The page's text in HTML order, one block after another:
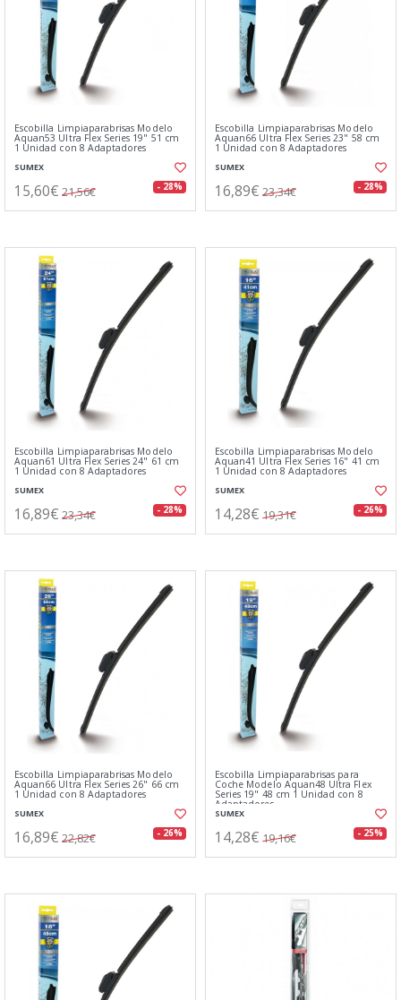
Escobilla Limpiaparabrisas Modelo
Aquan53 Ultra Flex Series 19" 51 cm
1 Unidad con 8 Adaptadores
SUMEX
15,60€ 21,56€ - 28%
Escobilla Limpiaparabrisas Modelo
Aquan66 Ultra Flex Series 23" 58 cm
1 Unidad con 8 Adaptadores
SUMEX
16,89€ 23,34€ - 28%
Escobilla Limpiaparabrisas Modelo
Aquan61 Ultra Flex Series 24" 61 cm
1 Unidad con 8 Adaptadores
SUMEX
16,89€ 23,34€ - 28%
Escobilla Limpiaparabrisas Modelo
Aquan41 Ultra Flex Series 16" 41 cm
1 Unidad con 8 Adaptadores
SUMEX
14,28€ 19,31€ - 26%
Escobilla Limpiaparabrisas Modelo
Aquan66 Ultra Flex Series 26" 66 cm
1 Unidad con 8 Adaptadores
SUMEX
16,89€ 22,82€ - 26%
Escobilla Limpiaparabrisas para
Coche Modelo Aquan48 Ultra Flex
Series 19" 48 cm 1 Unidad con 8
Adaptadores
SUMEX
14,28€ 19,16€ - 25%